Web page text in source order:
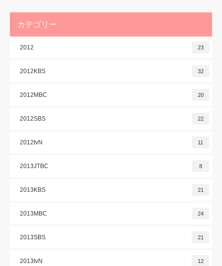
カテゴリー
2012 23
2012KBS 32
2012MBC 20
2012SBS 22
2012tvN 11
2013JTBC 8
2013KBS 21
2013MBC 24
2013SBS 21
2013tvN 12